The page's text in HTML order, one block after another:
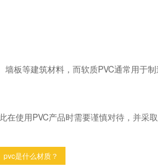
板等建筑材料，而软质PVC通常用于
在使用PVC产品时需要谨慎对待，并采
pvc是什么材质？